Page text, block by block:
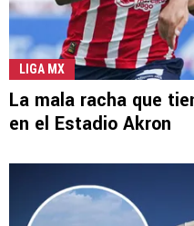
LIGA MX
La mala racha que
en el Estadio Akron